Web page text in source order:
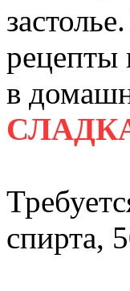
рецепты
в
спирта,